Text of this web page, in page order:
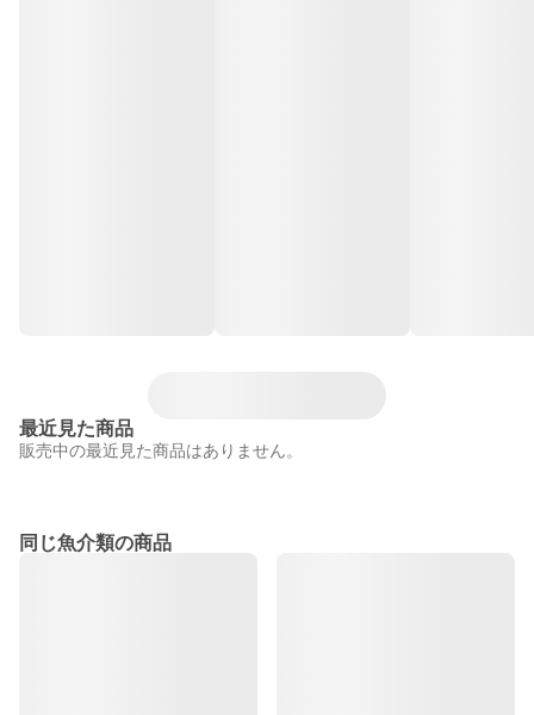
最近見た商品
販売中の最近見た商品はありません。
同じ魚介類の商品